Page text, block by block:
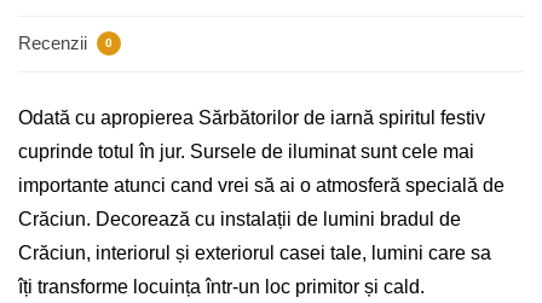
Recenzii 0
Odată cu apropierea Sărbătorilor de iarnă spiritul festiv
cuprinde totul în jur. Sursele de iluminat sunt cele mai
importante atunci cand vrei să ai o atmosferă specială de
Crăciun. Decorează cu instalații de lumini bradul de
Crăciun, interiorul și exteriorul casei tale, lumini care sa
îți transforme locuința într-un loc primitor și cald.